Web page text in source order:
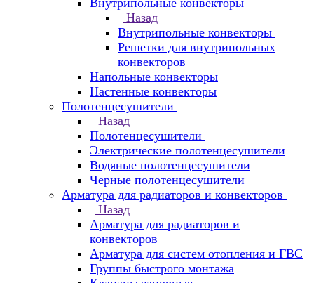
Внутрипольные конвекторы
Назад
Внутрипольные конвекторы
Решетки для внутрипольных
конвекторов
Напольные конвекторы
Настенные конвекторы
Полотенцесушители
Назад
Полотенцесушители
Электрические полотенцесушители
Водяные полотенцесушители
Черные полотенцесушители
Арматура для радиаторов и конвекторов
Назад
Арматура для радиаторов и
конвекторов
Арматура для систем отопления и ГВС
Группы быстрого монтажа